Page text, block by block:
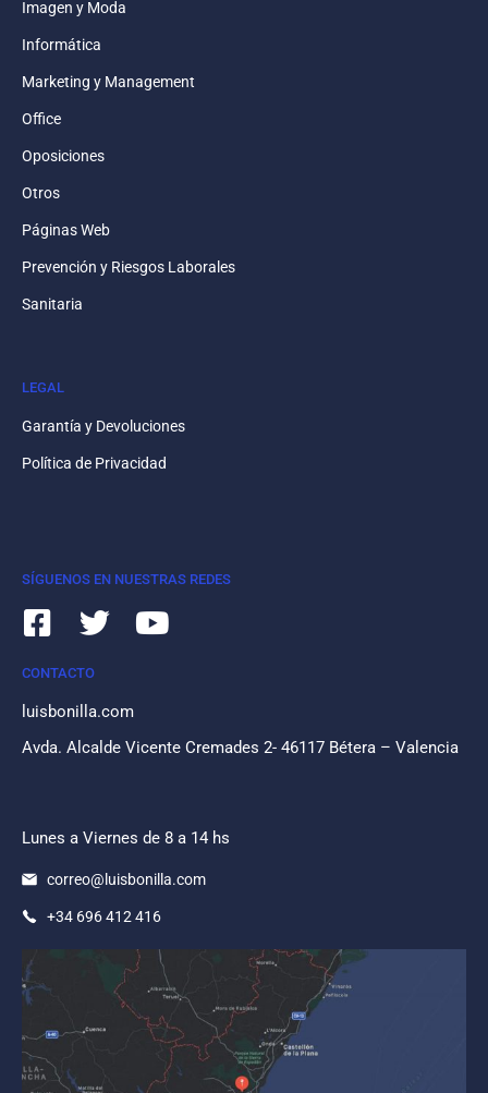
Imagen y Moda
Informática
Marketing y Management
Office
Oposiciones
Otros
Páginas Web
Prevención y Riesgos Laborales
Sanitaria
LEGAL
Garantía y Devoluciones
Política de Privacidad
SÍGUENOS EN NUESTRAS REDES
CONTACTO
luisbonilla.com
Avda. Alcalde Vicente Cremades 2- 46117 Bétera – Valencia
Lunes a Viernes de 8 a 14 hs
correo@luisbonilla.com
+34 696 412 416